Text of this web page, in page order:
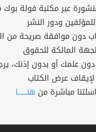
عبر مكتبة فولة
للمؤلفين ودور النشر
دون موافقة صريحة من
المالكة للحقوق
علمك أو بدون إذنك،
لإيقاف عرض الكتاب
مباشرة من هنــــــا